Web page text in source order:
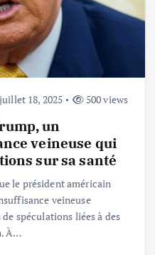
18, 2025 500 views
un
veineuse qui
sur sa santé
le président américain
veineuse
spéculations liées à des
À…